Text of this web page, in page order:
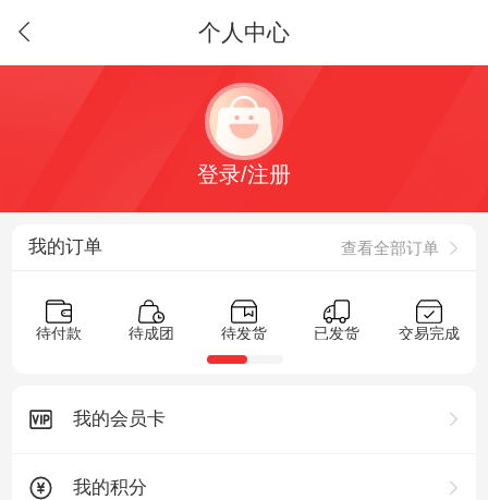
个人中心
登录/注册
我的订单 查看全部订单
待付款 待成团 待发货 已发货 交易完成
我的会员卡
我的积分